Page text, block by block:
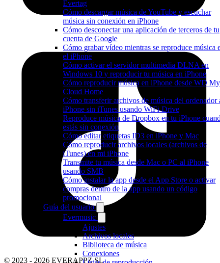
Evertag
Cómo descargar música de YouTube y escuchar
música sin conexión en iPhone
Cómo desconectar una aplicación de terceros de tu
cuenta de Google
Cómo grabar vídeo mientras se reproduce música
el iPhone
Cómo activar el servidor multimedia DLNA en
Windows 10 y reproducir tu música en iPhone
Cómo reproducir música en iPhone desde WD My
Cloud Home
Cómo transferir archivos de música del ordenador
iPhone sin iTunes usando WiFi-Drive
Reproduce música de Dropbox en tu iPhone
estás sin conexión
Cómo editar etiquetas ID3 en iPhone y Mac
Cómo reproducir archivos locales (archivos de
iTunes) en mi iPhone
Transmite tu música desde Mac o PC al iPhone
usando SMB
Cómo instalar la app desde el App Store o activar
compras dentro de la app usando un código
promocional
Guía del usuario
Evermusic
Ajustes
Archivos locales
Biblioteca de música
Conexiones
© 2023 - 2026 EVERAPPZ SL